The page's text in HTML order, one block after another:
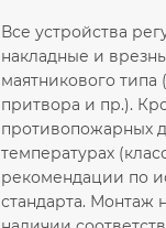
Все устройства
накладные и
маятникового
притвора и пр.).
противопожарных
температурах
рекомендации по
стандарта. Монтаж